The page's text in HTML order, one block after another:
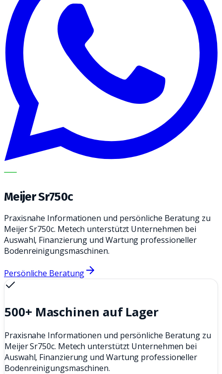
METECH
Meijer Sr750c
Praxisnahe Informationen und persönliche Beratung zu
Meijer Sr750c. Metech unterstützt Unternehmen bei
Auswahl, Finanzierung und Wartung professioneller
Bodenreinigungsmaschinen.
Persönliche Beratung
500+ Maschinen auf Lager
Praxisnahe Informationen und persönliche Beratung zu
Meijer Sr750c. Metech unterstützt Unternehmen bei
Auswahl, Finanzierung und Wartung professioneller
Bodenreinigungsmaschinen.